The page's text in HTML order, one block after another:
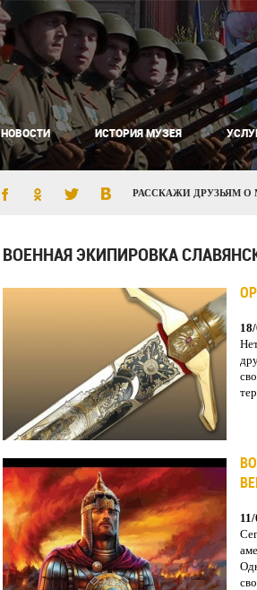
НОВОСТИ ИСТОРИЯ МУЗЕЯ
РАССКАЖИ ДРУЗЬЯМ О
ВОЕННАЯ ЭКИПИРОВКА